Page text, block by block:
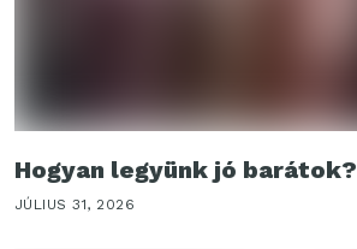
Hogyan legyünk jó barátok?
JÚLIUS 31, 2026